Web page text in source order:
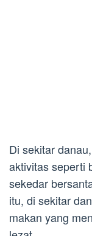
Di sekitar
aktivitas seperti
sekedar
itu, di sekitar
makan yang